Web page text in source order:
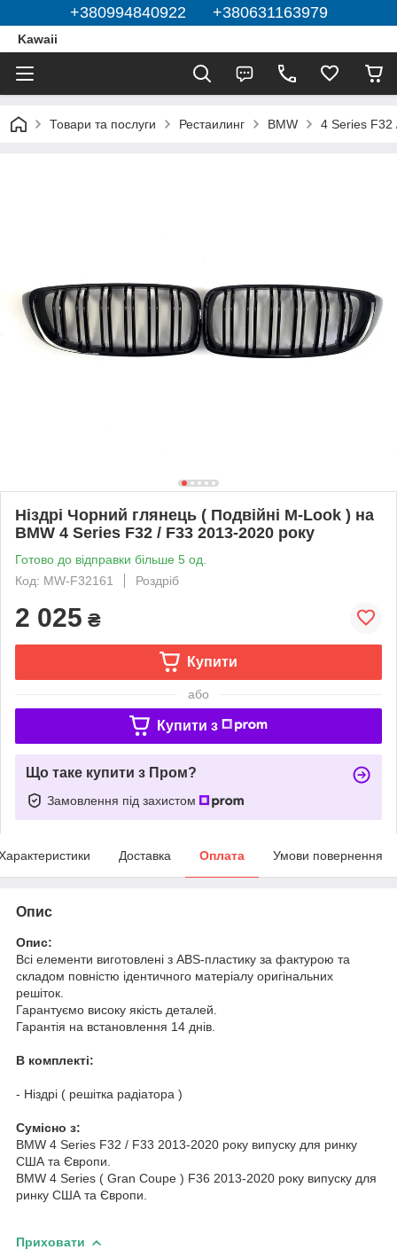
+380994840922 +380631163979
Kawaii
Товари та послуги Рестаилинг BMW 4 Series F32
Ніздрі Чорний глянець ( Подвійні M-Look ) на
BMW 4 Series F32 / F33 2013-2020 року
Готово до відправки більше 5 од.
Код: MW-F32161
Роздріб
2 025 ₴
Купити
або
Купити з
Що таке купити з Пром?
Замовлення під захистом
Доставка Оплата Умови повернення
Опис
Опис:
Всі елементи виготовлені з ABS-пластику за фактурою та
складом повністю ідентичного матеріалу оригінальних
решіток.
Гарантуємо високу якість деталей.
Гарантія на встановлення 14 днів.
В комплекті:
- Ніздрі ( решітка радіатора )
Cумісно з:
BMW 4 Series F32 / F33 2013-2020 року випуску для ринку
США та Європи.
BMW 4 Series ( Gran Coupe ) F36 2013-2020 року випуску для
ринку США та Європи.
Приховати